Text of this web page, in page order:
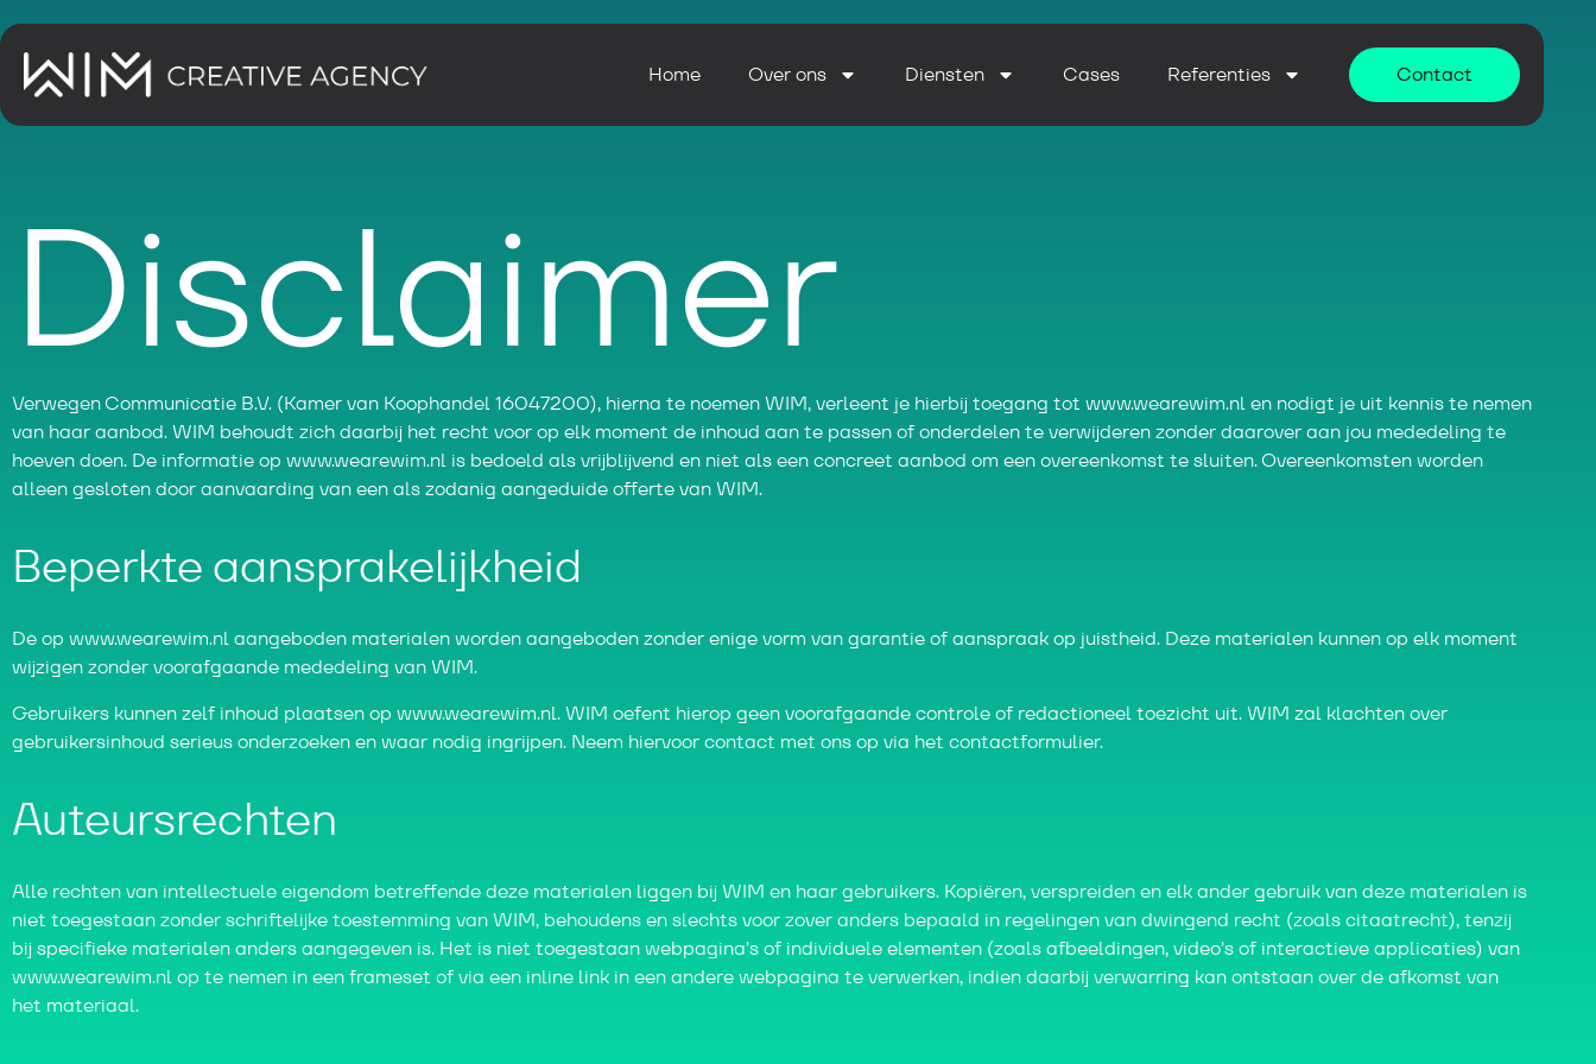
Home Over ons Diensten Cases Referenties Contact
Disclaimer
Verwegen Communicatie B.V. (Kamer van Koophandel 16047200), hierna te noemen WIM, verleent je hierbij toegang tot www.wearewim.nl en nodigt je uit kennis te nemen
van haar aanbod. WIM behoudt zich daarbij het recht voor op elk moment de inhoud aan te passen of onderdelen te verwijderen zonder daarover aan jou mededeling te
hoeven doen. De informatie op www.wearewim.nl is bedoeld als vrijblijvend en niet als een concreet aanbod om een overeenkomst te sluiten. Overeenkomsten worden
alleen gesloten door aanvaarding van een als zodanig aangeduide offerte van WIM.
Beperkte aansprakelijkheid
De op www.wearewim.nl aangeboden materialen worden aangeboden zonder enige vorm van garantie of aanspraak op juistheid. Deze materialen kunnen op elk moment
wijzigen zonder voorafgaande mededeling van WIM.
Gebruikers kunnen zelf inhoud plaatsen op www.wearewim.nl. WIM oefent hierop geen voorafgaande controle of redactioneel toezicht uit. WIM zal klachten over
gebruikersinhoud serieus onderzoeken en waar nodig ingrijpen. Neem hiervoor contact met ons op via het contactformulier.
Auteursrechten
Alle rechten van intellectuele eigendom betreffende deze materialen liggen bij WIM en haar gebruikers. Kopiëren, verspreiden en elk ander gebruik van deze materialen is
niet toegestaan zonder schriftelijke toestemming van WIM, behoudens en slechts voor zover anders bepaald in regelingen van dwingend recht (zoals citaatrecht), tenzij
bij specifieke materialen anders aangegeven is. Het is niet toegestaan webpagina’s of individuele elementen (zoals afbeeldingen, video’s of interactieve applicaties) van
www.wearewim.nl op te nemen in een frameset of via een inline link in een andere webpagina te verwerken, indien daarbij verwarring kan ontstaan over de afkomst van
het materiaal.